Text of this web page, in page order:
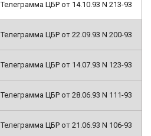
Телеграмма ЦБР от 14.10.93 N 213-93
Телеграмма ЦБР от 22.09.93 N 200-93
Телеграмма ЦБР от 14.07.93 N 123-93
Телеграмма ЦБР от 28.06.93 N 111-93
Телеграмма ЦБР от 21.06.93 N 106-93